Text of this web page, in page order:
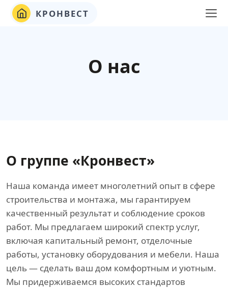
КРОНВЕСТ
О нас
О группе «Кронвест»
Наша команда имеет многолетний опыт в сфере
строительства и монтажа, мы гарантируем
качественный результат и соблюдение сроков
работ. Мы предлагаем широкий спектр услуг,
включая капитальный ремонт, отделочные
работы, установку оборудования и мебели. Наша
цель — сделать ваш дом комфортным и уютным.
Мы придерживаемся высоких стандартов